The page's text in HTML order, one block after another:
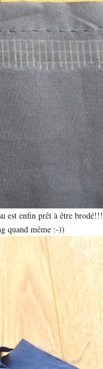
est enfin prêt à être brodé!!!
quand même :-))